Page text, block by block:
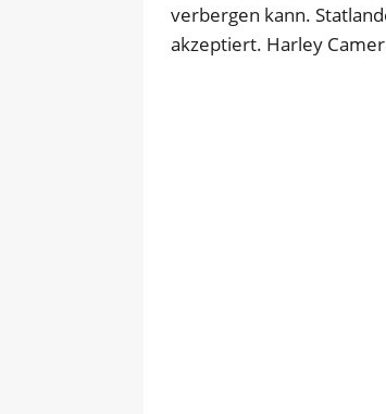
verbergen kann.
akzeptiert. Harley